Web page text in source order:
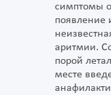
симптомы
появление
аритмии.
порой
месте